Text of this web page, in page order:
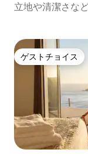
立地や清潔さな
ゲストチョイス
ゲストチョイス